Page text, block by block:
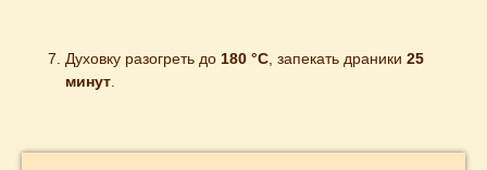
Духовку разогреть до 180 °С , запекать драники 25
минут